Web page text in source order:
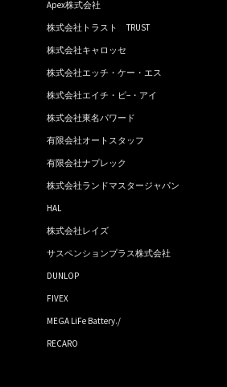
Apex株式会社
株式会社トラスト TRUST
株式会社キャロッセ
株式会社エッチ・ケー・エス
株式会社エイチ・ピ−・アイ
株式会社東名パワード
有限会社オートスタッフ
有限会社ナプレック
株式会社ランドマスタージャパン
HAL
株式会社レイズ
サスペンションプラス株式会社
DUNLOP
FIVEX
MEGA LiFe Battery./
RECARO